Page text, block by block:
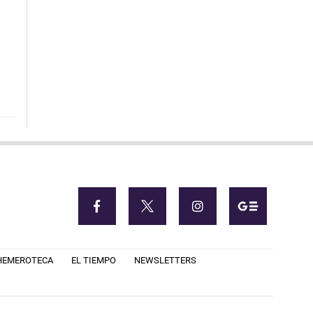
EL TIEMPO NEWSLETTERS